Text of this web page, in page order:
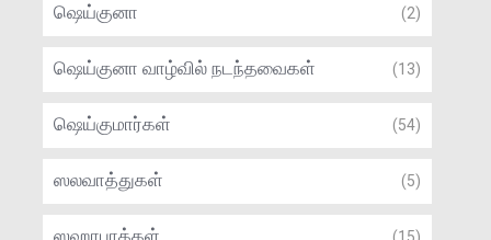
ஷெய்குனா (2)
ஷெய்குனா வாழ்வில் நடந்தவைகள் (13)
ஷெய்குமார்கள் (54)
ஸலவாத்துகள் (5)
ஸஹாபாக்கள்